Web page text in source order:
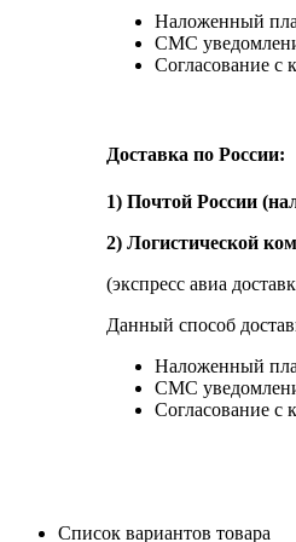
Наложенный
СМС
Согласование с
Доставка по России:
1) Почтой России
2) Логистической
(экспресс авиа
Данный способ
Наложенный
СМС
Согласование с
Список вариантов товара